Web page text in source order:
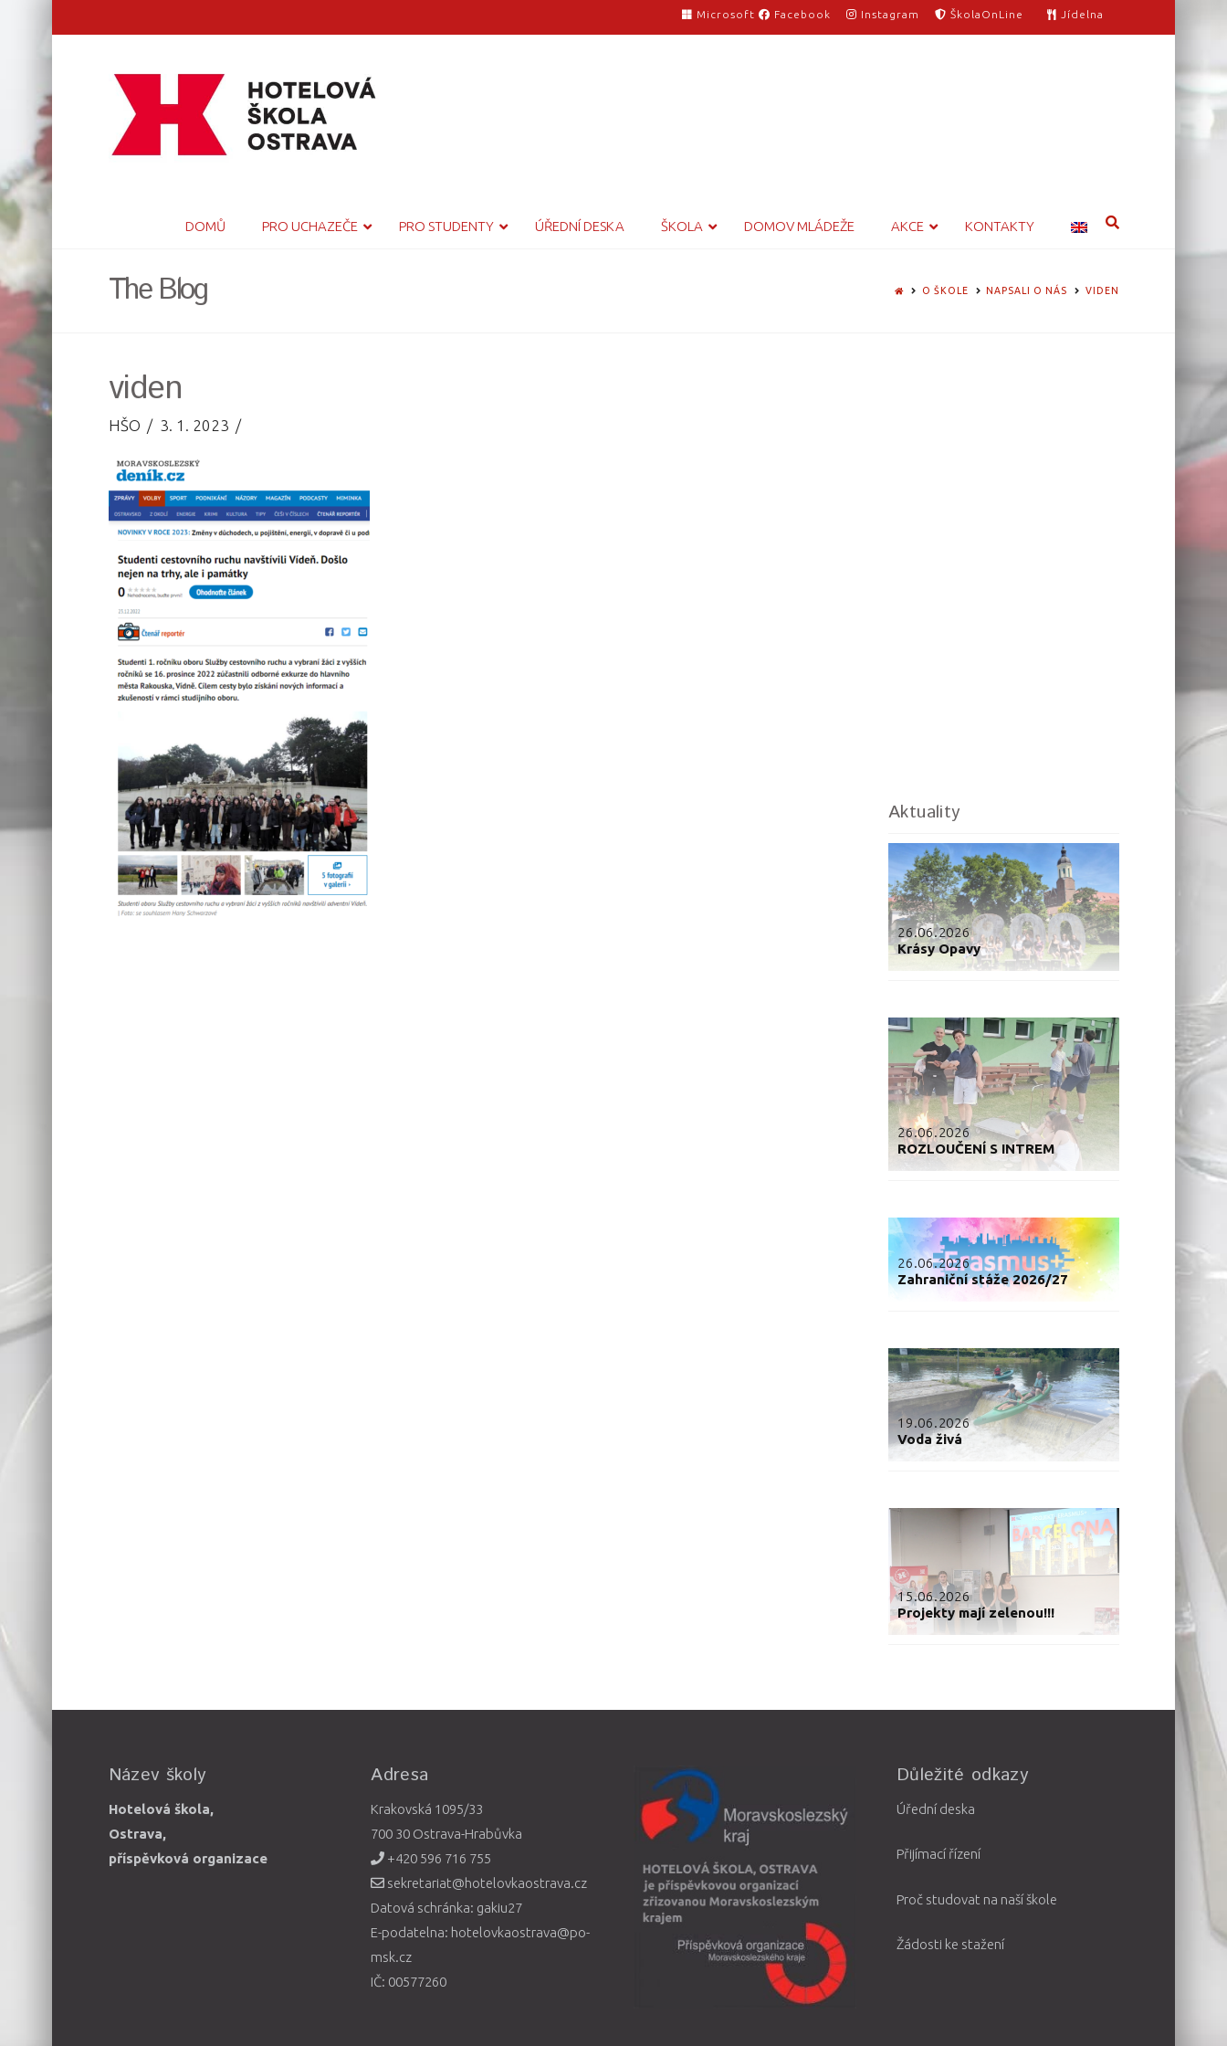
Microsoft Facebook Instagram ŠkolaOnLine Jídelna
DOMŮ PRO UCHAZEČE PRO STUDENTY ÚŘEDNÍ DESKA ŠKOLA DOMOV MLÁDEŽE AKCE KONTAKTY
The Blog HOMEO ŠKOLE NAPSALI O NÁS VIDEN
viden
HŠO 3. 1. 2023
Aktuality
26.06.2026
Krásy Opavy
26.06.2026
ROZLOUČENÍ S INTREM
26.06.2026
Zahraniční stáže 2026/27
19.06.2026
Voda živá
15.06.2026
Projekty mají zelenou!!!
Název školy
Hotelová škola,
Ostrava,
příspěvková organizace
Adresa
Krakovská 1095/33
700 30 Ostrava-Hrabůvka
+420 596 716 755
sekretariat@hotelovkaostrava.cz
Datová schránka: gakiu27
E-podatelna: hotelovkaostrava@po-
msk.cz
IČ: 00577260
Důležité odkazy
Úřední deska
Přijímací řízení
Proč studovat na naší škole
Žádosti ke stažení